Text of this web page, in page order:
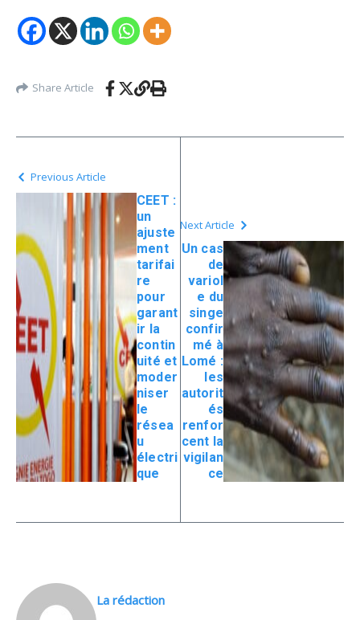
Share Article
Previous Article
CEET :
un
ajuste
ment
tarifai
re
pour
garant
ir la
contin
uité et
moder
niser
le
résea
u
électri
que
Next Article
Un cas
de
variol
e du
singe
confir
mé à
Lomé :
les
autorit
és
renfor
cent la
vigilan
ce
La rédaction